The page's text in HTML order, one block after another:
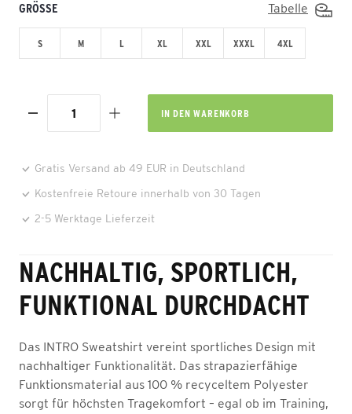
GRÖSSE Tabelle
S M L XL XXL XXXL 4XL
IN DEN WARENKORB
Gratis Versand ab 49 EUR in Deutschland
Kostenfreie Retoure innerhalb von 30 Tagen
2-5 Werktage Lieferzeit
NACHHALTIG, SPORTLICH,
FUNKTIONAL DURCHDACHT
Das INTRO Sweatshirt vereint sportliches Design mit
nachhaltiger Funktionalität. Das strapazierfähige
Funktionsmaterial aus 100 % recyceltem Polyester
sorgt für höchsten Tragekomfort – egal ob im Training,